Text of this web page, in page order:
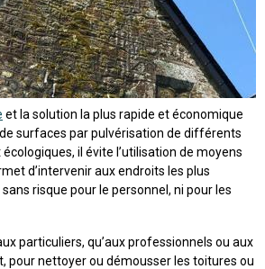
et la solution la plus rapide et économique
surfaces par pulvérisation de différents
il évite l’utilisation de moyens
d’intervenir aux endroits les plus
risque pour le personnel, ni pour les
particuliers, qu’aux professionnels ou aux
pour nettoyer ou démousser les toitures ou